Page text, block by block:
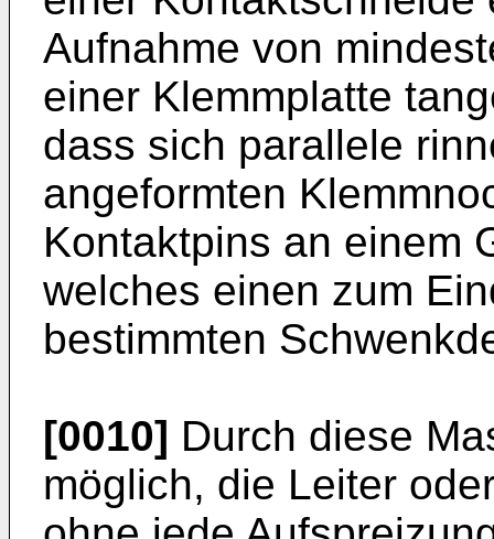
Aufnahme von
einer Klemmplatte
dass sich parallele
angeformten
Kontaktpins an einem
welches einen zum
bestimmten
[0010] Durch diese
möglich, die Leiter